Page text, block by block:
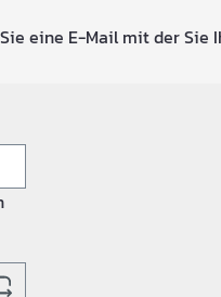
eine E-Mail mit der Sie